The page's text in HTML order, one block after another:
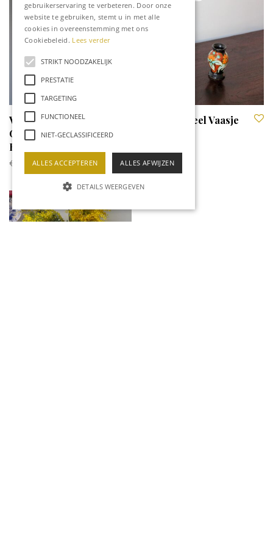
Vintage West-
Germany Vaas ‘Marei
Keramik’
€ 84,95
Gouda Plateel Vaasje
gebruikerservaring te verbeteren. Door onze
website te gebruiken, stemt u in met alle
cookies in overeenstemming met ons
Cookiebeleid. Lees verder
STRIKT NOODZAKELIJK
PRESTATIE
TARGETING
FUNCTIONEEL
NIET-GECLASSIFICEERD
ALLES ACCEPTEREN ALLES AFWIJZEN
DETAILS WEERGEVEN